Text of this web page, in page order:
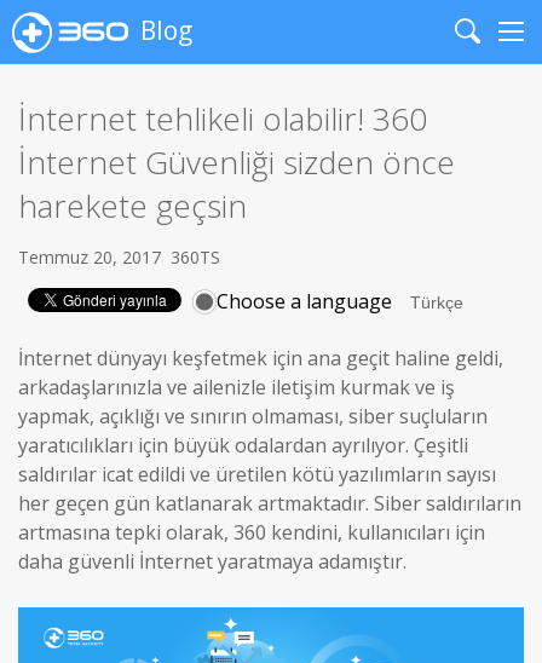
Blog
Search
İnternet tehlikeli olabilir! 360
İnternet Güvenliği sizden önce
harekete geçsin
Temmuz 20, 2017 360TS
Choose a language
İnternet dünyayı keşfetmek için ana geçit haline geldi,
arkadaşlarınızla ve ailenizle iletişim kurmak ve iş
yapmak, açıklığı ve sınırın olmaması, siber suçluların
yaratıcılıkları için büyük odalardan ayrılıyor. Çeşitli
saldırılar icat edildi ve üretilen kötü yazılımların sayısı
her geçen gün katlanarak artmaktadır. Siber saldırıların
artmasına tepki olarak, 360 kendini, kullanıcıları için
daha güvenli İnternet yaratmaya adamıştır.